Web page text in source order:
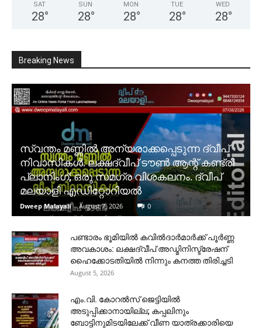
SAT
28°
SUN
28°
MON
28°
TUE
28°
WED
28°
Breaking News
സ്വന്തം മണ്ണിൽ അന്യരാക്കപ്പെടുന്ന ദ്വീപ്
നിവാസികൾ. ലക്ഷദ്വീപ് ടൗൺ ആന്റ് കണ്ട്രി
പ്ലാനിംഗ്; ഒരു സമഗ്ര വിശകലനം. ദ്വീപ്
മലയാളി എഡിറ്റോറിയൽ
Dweep Malayali - August 7, 2026 0
പണ്ടാരം ഭൂമിയിൽ കവിൽദാർമാർക്ക് പൂർണ്ണ
അവകാശം: ലക്ഷദ്വീപ് അഡ്മിനിസ്ട്രേഷന്
ഹൈക്കോടതിയിൽ നിന്നും കനത്ത തിരിച്ചടി
August 5, 2026
​എം.വി. കോറൽസ് ജെട്ടിയിൽ
അടുപ്പിക്കാനായില്ല; കപ്പലിനും
ബോട്ടിനുമിടയിലേക്ക് വീണ യാത്രക്കാരിയെ